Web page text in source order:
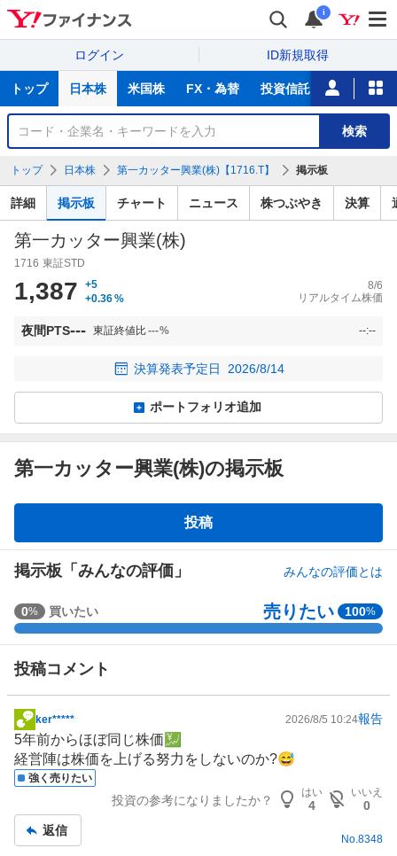
i
ログイン ID新規取得
サ
トップ 日本株 米国株 FX・為替 投資信託 ニュース
銘
検
索
検索
トップ 日本株 第一カッター興業(株)【1716.T】 掲示板
詳細 掲示板 チャート ニュース 株つぶやき 決算
第一カッター興業(株)
1716 東証STD
1,387
+5
+0.36%
8/6
リアルタイム株価
夜間PTS--- 東証終値比---% --:--
決算発表予定日 2026/8/14
ポートフォリオ追加
第一カッター興業(株)の掲示板
板
投稿
掲示板「みんなの評価」 みんなの評価とは
強
く
い
い
0
%
、
買
た
い
0% 買いたい 売りたい 100%
投稿コメント
掲
示
板
記
ker***** 2026/8/5 10:24報告
5年前からほぼ同じ株価💹
経営陣は株価を上げる努力をしないのか?😅
強く売りたい
投資の参考になりましたか？
はい
4
いいえ
0
返信
No.8348